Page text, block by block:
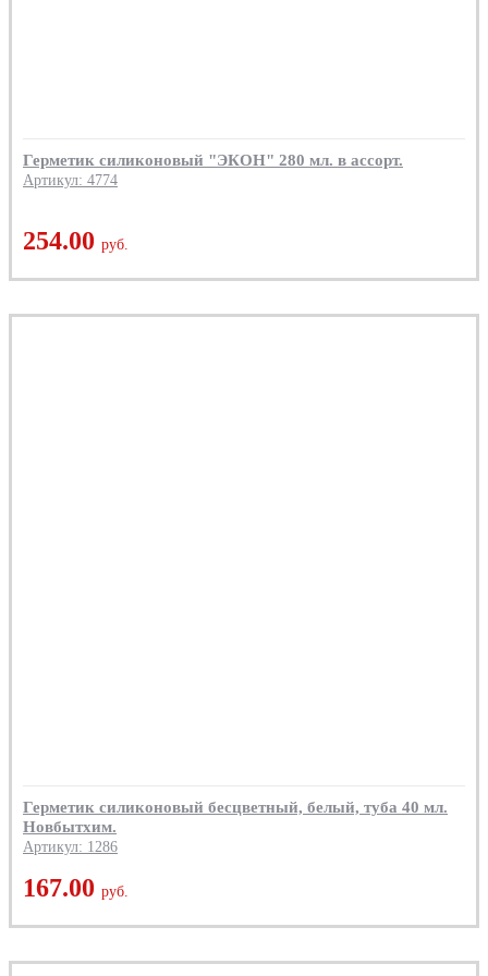
Герметик силиконовый "ЭКОН" 280 мл. в ассорт.
Артикул: 4774
254.00 руб.
Герметик силиконовый бесцветный, белый, туба 40 мл.
Новбытхим.
Артикул: 1286
167.00 руб.